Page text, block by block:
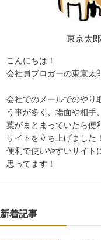
東京太郎
こんにちは！
会社員ブロガーの東京太
会社でのメールでのやり
う事が多く、場面や相手
葉がまとまっていたら便
サイトを立ち上げました！
便利で使いやすいサイト
思ってます！
新着記事